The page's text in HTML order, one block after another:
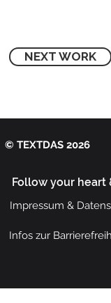
NEXT WORK
© TEXTDAS 2026
Follow your heart
Impressum &
Infos zur